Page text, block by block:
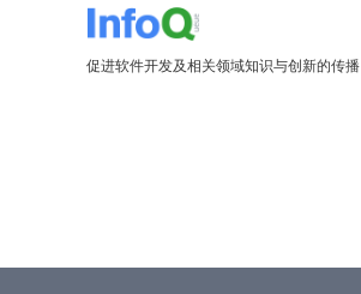
促进软件开发及相关领域知识与创新的传播